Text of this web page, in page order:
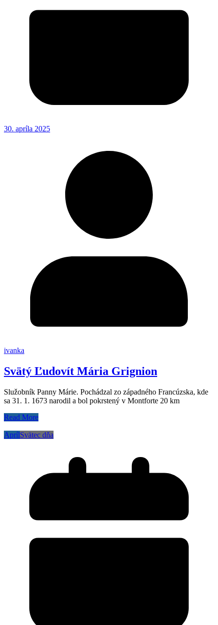
30. apríla 2025
ivanka
Svätý Ľudovít Mária Grignion
Služobník Panny Márie. Pochádzal zo západného Francúzska, kde
sa 31. 1. 1673 narodil a bol pokrstený v Montforte 20 km
Read More
AprílSvätec dňa